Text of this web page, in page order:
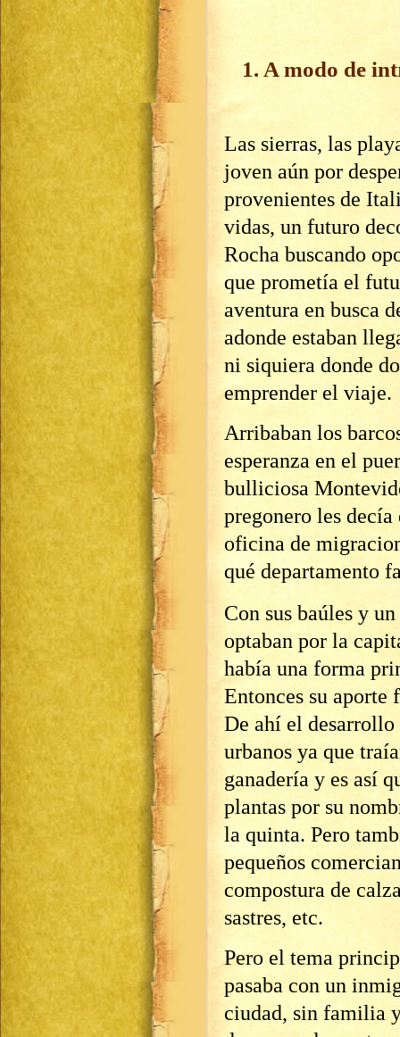
1. A modo de
Las sierras, las
joven aún por
provenientes de
vidas, un futuro
Rocha buscando
que prometía el
aventura en busca
adonde estaban
ni siquiera donde
emprender el viaje.
Arribaban los
esperanza en el
bulliciosa
pregonero les
oficina de
qué departamento
Con sus baúles y
optaban por la
había una forma
Entonces su aporte
De ahí el desarrollo
urbanos ya que
ganadería y es así
plantas por su
la quinta. Pero
pequeños
compostura de
sastres, etc.
Pero el tema
pasaba con un
ciudad, sin familia